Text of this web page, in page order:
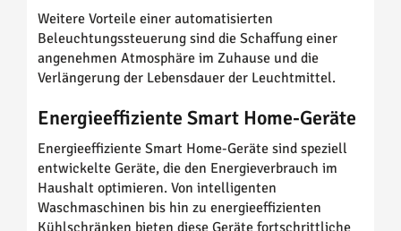
Weitere Vorteile einer automatisierten
Beleuchtungssteuerung sind die Schaffung einer
angenehmen Atmosphäre im Zuhause und die
Verlängerung der Lebensdauer der Leuchtmittel.
Energieeffiziente Smart Home-Geräte
Energieeffiziente Smart Home-Geräte sind speziell
entwickelte Geräte, die den Energieverbrauch im
Haushalt optimieren. Von intelligenten
Waschmaschinen bis hin zu energieeffizienten